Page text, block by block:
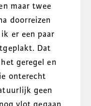
maar twee
doorreizen
er een paar
Dat
geregel en
onterecht
geen